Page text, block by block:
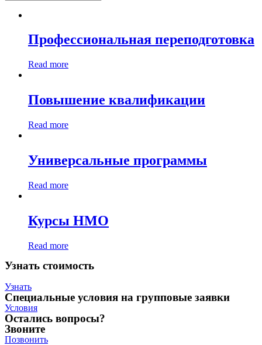
Профессиональная переподготовка
Read more
Повышение квалификации
Read more
Универсальные программы
Read more
Курсы НМО
Read more
Узнать стоимость
Узнать
Специальные условия на групповые заявки
Условия
Остались вопросы?
Звоните
Позвонить